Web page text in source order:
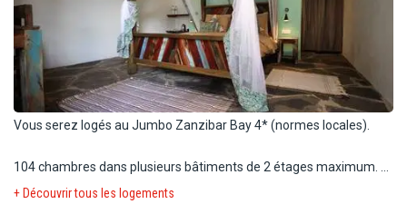
Vous serez logés au Jumbo Zanzibar Bay 4* (normes locales).
104 chambres dans plusieurs bâtiments de 2 étages maximum.
+ Découvrir tous les logements